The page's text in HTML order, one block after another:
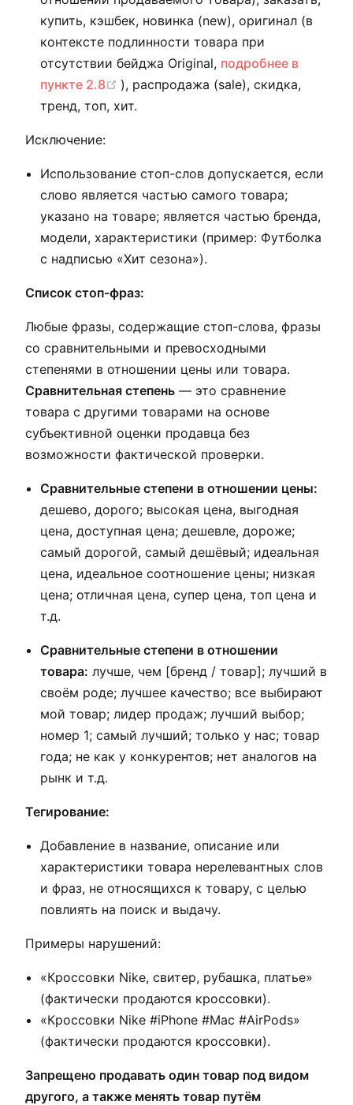
купить, кэшбек, новинка (new), оригинал (в
контексте подлинности товара при
отсутствии бейджа Original, подробнее в
пункте 2.8
(opens new window)
), распродажа (sale), скидка,
тренд, топ, хит.
Исключение:
Использование стоп-слов допускается, если
слово является частью самого товара;
указано на товаре; является частью бренда,
модели, характеристики (пример: Футболка
с надписью «Хит сезона»).
Список стоп-фраз:
Любые фразы, содержащие стоп-слова, фразы
со сравнительными и превосходными
степенями в отношении цены или товара.
Сравнительная степень — это сравнение
товара с другими товарами на основе
субъективной оценки продавца без
возможности фактической проверки.
Сравнительные степени в отношении цены:
дешево, дорого; высокая цена, выгодная
цена, доступная цена; дешевле, дороже;
самый дорогой, самый дешёвый; идеальная
цена, идеальное соотношение цены; низкая
цена; отличная цена, супер цена, топ цена и
т.д.
Сравнительные степени в отношении
товара: лучше, чем [бренд / товар]; лучший в
своём роде; лучшее качество; все выбирают
мой товар; лидер продаж; лучший выбор;
номер 1; самый лучший; только у нас; товар
года; не как у конкурентов; нет аналогов на
рынк и т.д.
Тегирование:
Добавление в название, описание или
характеристики товара нерелевантных слов
и фраз, не относящихся к товару, с целью
повлиять на поиск и выдачу.
Примеры нарушений:
«Кроссовки Nike, свитер, рубашка, платье»
(фактически продаются кроссовки).
«Кроссовки Nike #iPhone #Mac #AirPods»
(фактически продаются кроссовки).
Запрещено продавать один товар под видом
другого, а также менять товар путём